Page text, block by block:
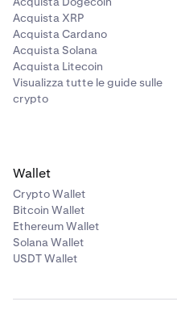
Acquista XRP
Acquista Cardano
Acquista Solana
Acquista Litecoin
Visualizza tutte le guide sulle
crypto
Wallet
Crypto Wallet
Bitcoin Wallet
Ethereum Wallet
Solana Wallet
USDT Wallet